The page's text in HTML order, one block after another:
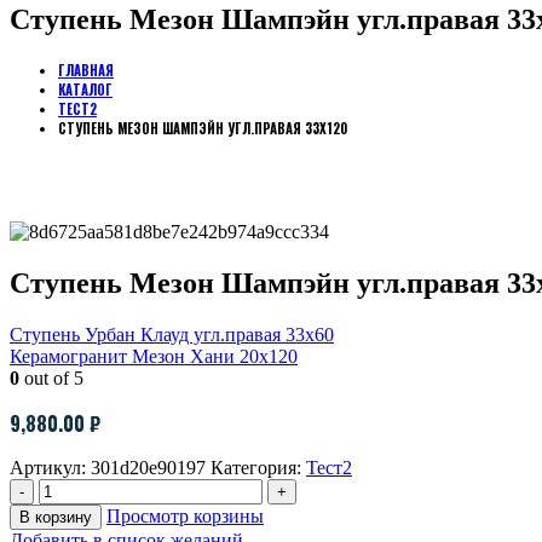
Ступень Мезон Шампэйн угл.правая
ГЛАВНАЯ
КАТАЛОГ
ТЕСТ2
СТУПЕНЬ МЕЗОН ШАМПЭЙН УГЛ.ПРАВАЯ 33Х120
Ступень Мезон Шампэйн угл.правая
Ступень Урбан Клауд угл.правая 33х60
Керамогранит Мезон Хани 20х120
0 out of 5
9,880.00 ₽
Артикул: 301d20e90197 Категория: Тест2
-
+
В корзину
Просмотр корзины